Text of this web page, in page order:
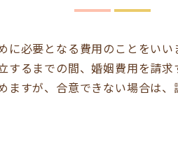
必要となる費用のことをいい
るまでの間、婚姻費用を請求
すが、合意できない場合は、